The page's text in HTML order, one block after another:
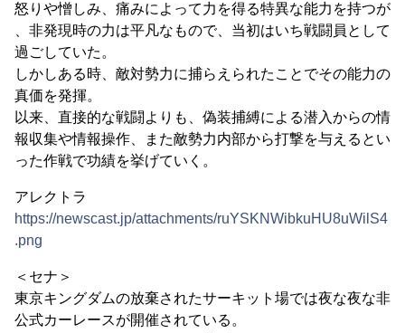
怒りや憎しみ、痛みによって力を得る特異な能力を持つが
、非発現時の力は平凡なもので、当初はいち戦闘員として
過ごしていた。
しかしある時、敵対勢力に捕らえられたことでその能力の
真価を発揮。
以来、直接的な戦闘よりも、偽装捕縛による潜入からの情
報収集や情報操作、また敵勢力内部から打撃を与えるとい
った作戦で功績を挙げていく。
アレクトラ
https://newscast.jp/attachments/ruYSKNWibkuHU8uWilS4
.png
＜セナ＞
東京キングダムの放棄されたサーキット場では夜な夜な非
公式カーレースが開催されている。